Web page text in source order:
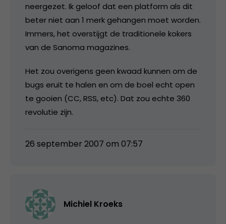
neergezet. Ik geloof dat een platform als dit
beter niet aan 1 merk gehangen moet worden.
Immers, het overstijgt de traditionele kokers
van de Sanoma magazines.
Het zou overigens geen kwaad kunnen om de
bugs eruit te halen en om de boel echt open
te gooien (CC, RSS, etc). Dat zou echte 360
revolutie zijn.
26 september 2007 om 07:57
Michiel Kroeks